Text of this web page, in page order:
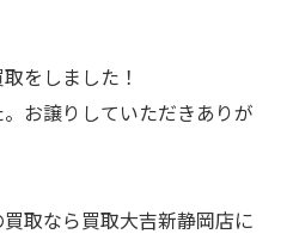
をしました！
お譲りしていただきありが
取なら買取大吉新静岡店に